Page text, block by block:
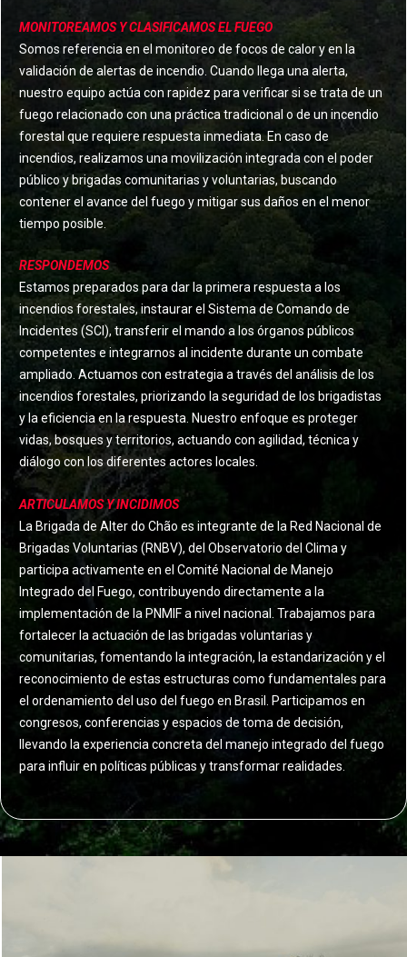
MONITOREAMOS Y CLASIFICAMOS EL FUEGO
Somos referencia en el monitoreo de focos de calor y en la
validación de alertas de incendio. Cuando llega una alerta,
nuestro equipo actúa con rapidez para verificar si se trata de un
fuego relacionado con una práctica tradicional o de un incendio
forestal que requiere respuesta inmediata. En caso de
incendios, realizamos una movilización integrada con el poder
público y brigadas comunitarias y voluntarias, buscando
contener el avance del fuego y mitigar sus daños en el menor
tiempo posible.
RESPONDEMOS
Estamos preparados para dar la primera respuesta a los
incendios forestales, instaurar el Sistema de Comando de
Incidentes (SCI), transferir el mando a los órganos públicos
competentes e integrarnos al incidente durante un combate
ampliado. Actuamos con estrategia a través del análisis de los
incendios forestales, priorizando la seguridad de los brigadistas
y la eficiencia en la respuesta. Nuestro enfoque es proteger
vidas, bosques y territorios, actuando con agilidad, técnica y
diálogo con los diferentes actores locales.
ARTICULAMOS Y INCIDIMOS
La Brigada de Alter do Chão es integrante de la Red Nacional de
Brigadas Voluntarias (RNBV), del Observatorio del Clima y
participa activamente en el Comité Nacional de Manejo
Integrado del Fuego, contribuyendo directamente a la
implementación de la PNMIF a nivel nacional. Trabajamos para
fortalecer la actuación de las brigadas voluntarias y
comunitarias, fomentando la integración, la estandarización y el
reconocimiento de estas estructuras como fundamentales para
el ordenamiento del uso del fuego en Brasil. Participamos en
congresos, conferencias y espacios de toma de decisión,
llevando la experiencia concreta del manejo integrado del fuego
para influir en políticas públicas y transformar realidades.